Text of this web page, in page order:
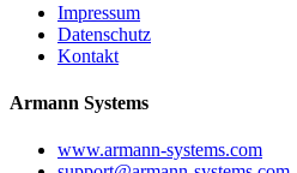
Impressum
Datenschutz
Kontakt
Armann Systems
www.armann-systems.com